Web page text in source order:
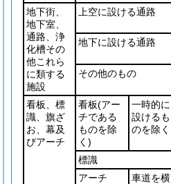
地下街、
地下室、
通路、浄
化槽その
他これら
に類する
施設
上空に設ける通路
地下に設ける通路
その他のもの
看板、標
識、旗ざ
お、幕及
びアーチ
看板(アー
チである
ものを除
く)
一時的に
設けるも
のを除く
標識
アーチ
車道を横